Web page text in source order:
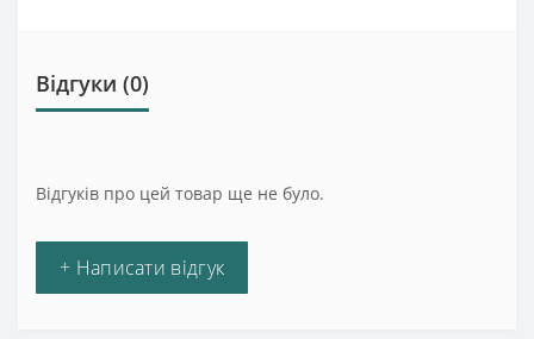
Відгуки (0)
Відгуків про цей товар ще не було.
+ Написати відгук